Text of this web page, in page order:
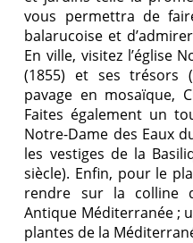
vous permettra de
balarucoise et
En ville, visitez l’église
(1855) et ses trésors
pavage en mosaïque,
Faites également un
Notre-Dame des Eaux
les vestiges de la
siècle). Enfin, pour le
rendre sur la colline
Antique Méditerranée ;
plantes de la